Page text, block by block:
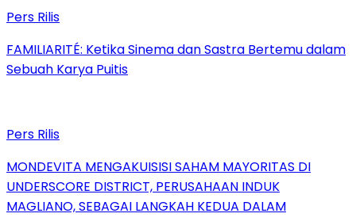
Pers Rilis
FAMILIARITÉ: Ketika Sinema dan Sastra Bertemu dalam
Sebuah Karya Puitis
Pers Rilis
MONDEVITA MENGAKUISISI SAHAM MAYORITAS DI
UNDERSCORE DISTRICT, PERUSAHAAN INDUK
MAGLIANO, SEBAGAI LANGKAH KEDUA DALAM